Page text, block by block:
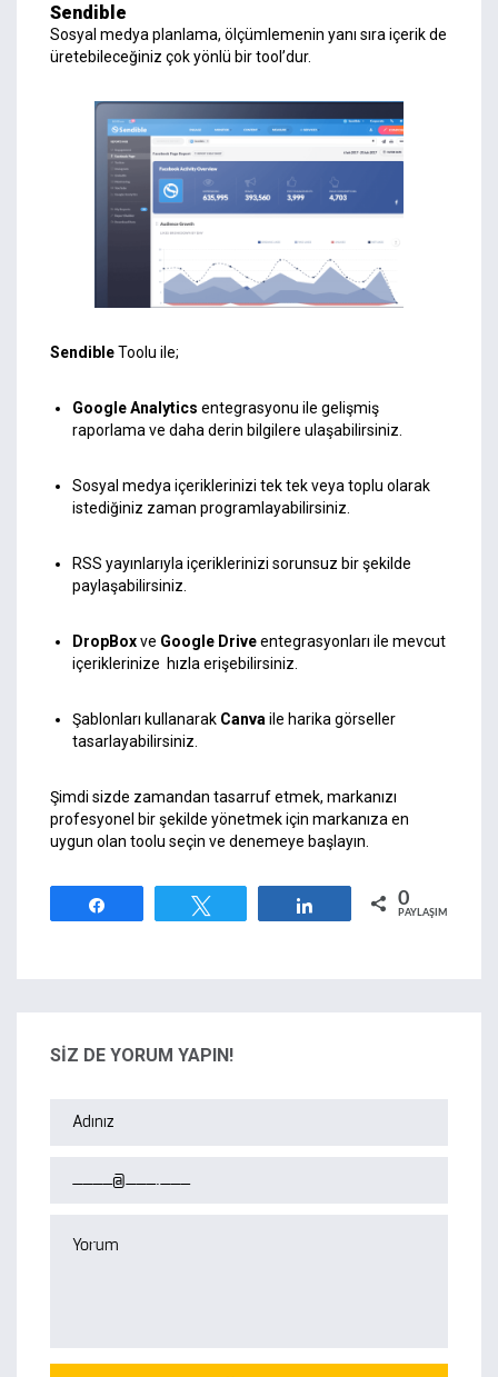
Sendible
Sosyal medya planlama, ölçümlemenin yanı sıra içerik de
üretebileceğiniz çok yönlü bir tool’dur.
SendibleToolu ile;
Google Analytics entegrasyonu ile gelişmiş
raporlama ve daha derin bilgilere ulaşabilirsiniz.
Sosyal medya içeriklerinizi tek tek veya toplu olarak
istediğiniz zaman programlayabilirsiniz.
RSS yayınlarıyla içeriklerinizi sorunsuz bir şekilde
paylaşabilirsiniz.
DropBoxve Google Driveentegrasyonları ile mevcut
içeriklerinize hızla erişebilirsiniz.
Şablonları kullanarak Canvaile harika görseller
tasarlayabilirsiniz.
Şimdi sizde zamandan tasarruf etmek, markanızı
profesyonel bir şekilde yönetmek için markanıza en
uygun olan toolu seçin ve denemeye başlayın.
0
PAYLAŞIMLAR
SİZ DE YORUM YAPIN!